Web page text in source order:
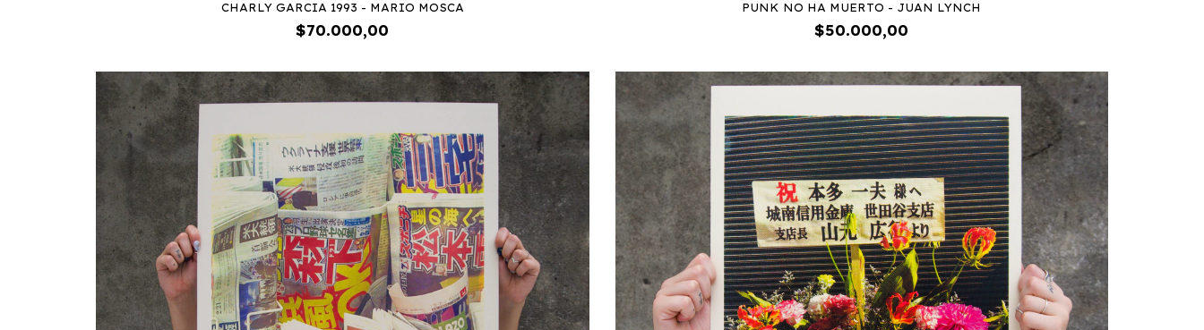
CHARLY GARCIA 1993 - MARIO MOSCA
$70.000,00
PUNK NO HA MUERTO - JUAN LYNCH
$50.000,00